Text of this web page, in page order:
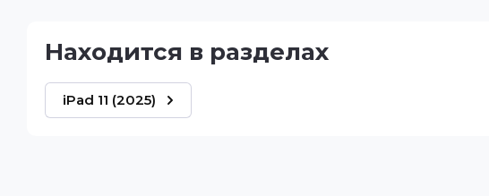
Находится в разделах
iPad 11 (2025)